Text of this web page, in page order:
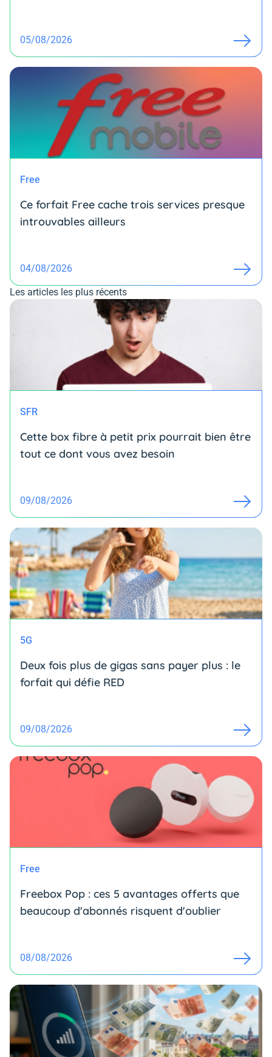
05/08/2026
Free
Ce forfait Free cache trois services presque
introuvables ailleurs
04/08/2026
Les articles les plus récents
SFR
Cette box fibre à petit prix pourrait bien être
tout ce dont vous avez besoin
09/08/2026
5G
Deux fois plus de gigas sans payer plus : le
forfait qui défie RED
09/08/2026
Free
Freebox Pop : ces 5 avantages offerts que
beaucoup d'abonnés risquent d'oublier
08/08/2026